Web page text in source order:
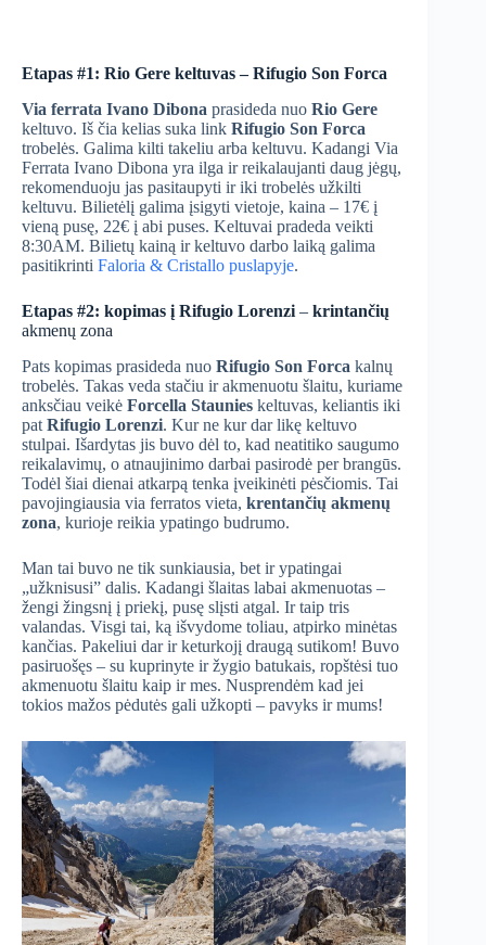
Etapas #1: Rio Gere keltuvas – Rifugio Son Forca
Via ferrata Ivano Dibona prasideda nuo Rio Gere
keltuvo. Iš čia kelias suka link Rifugio Son Forca
trobelės. Galima kilti takeliu arba keltuvu. Kadangi Via
Ferrata Ivano Dibona yra ilga ir reikalaujanti daug jėgų,
rekomenduoju jas pasitaupyti ir iki trobelės užkilti
keltuvu. Bilietėlį galima įsigyti vietoje, kaina – 17€ į
vieną pusę, 22€ į abi puses. Keltuvai pradeda veikti
8:30AM. Bilietų kainą ir keltuvo darbo laiką galima
pasitikrinti Faloria & Cristallo puslapyje.
Etapas #2: kopimas į Rifugio Lorenzi – krintančių
akmenų zona
Pats kopimas prasideda nuo Rifugio Son Forca kalnų
trobelės. Takas veda stačiu ir akmenuotu šlaitu, kuriame
anksčiau veikė Forcella Staunies keltuvas, keliantis iki
pat Rifugio Lorenzi. Kur ne kur dar likę keltuvo
stulpai. Išardytas jis buvo dėl to, kad neatitiko saugumo
reikalavimų, o atnaujinimo darbai pasirodė per brangūs.
Todėl šiai dienai atkarpą tenka įveikinėti pėsčiomis. Tai
pavojingiausia via ferratos vieta, krentančių akmenų
zona, kurioje reikia ypatingo budrumo.
Man tai buvo ne tik sunkiausia, bet ir ypatingai
„užknisusi” dalis. Kadangi šlaitas labai akmenuotas –
žengi žingsnį į priekį, pusę slįsti atgal. Ir taip tris
valandas. Visgi tai, ką išvydome toliau, atpirko minėtas
kančias. Pakeliui dar ir keturkojį draugą sutikom! Buvo
pasiruošęs – su kuprinyte ir žygio batukais, ropštėsi tuo
akmenuotu šlaitu kaip ir mes. Nusprendėm kad jei
tokios mažos pėdutės gali užkopti – pavyks ir mums!